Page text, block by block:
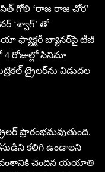
హసిత్ గోలి ‘రాజ రాజ చోర’
‘శ్వాగ్’ తో
ఫ్యాక్టరీ బ్యానర్‌పై టీజీ
4 రోజుల్లో సినిమా
ట్రైలర్‌ను విడుదల
ప్రారంభమవుతుంది.
కలిగి ఉండాలని
వంశానికి చెందిన యయాతి